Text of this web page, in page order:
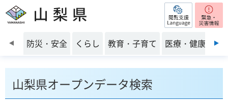
山梨県 閲覧支援
前のスライドを表示
防災・安全 くらし 教育・子育て 医療・健康・福
山梨県オープンデータ検索